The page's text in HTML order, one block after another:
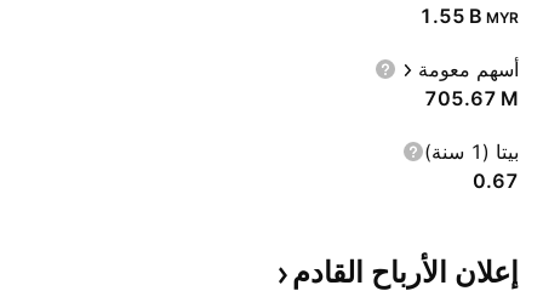
‪1.55 B‬ MYR
أسهم معومة
‪705.67 M‬
بيتا (1 سنة)
0.67
إعلان الأرباح القادم